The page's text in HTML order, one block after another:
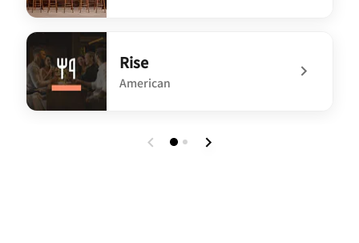
undefined Bond Street Bar
Rise
American